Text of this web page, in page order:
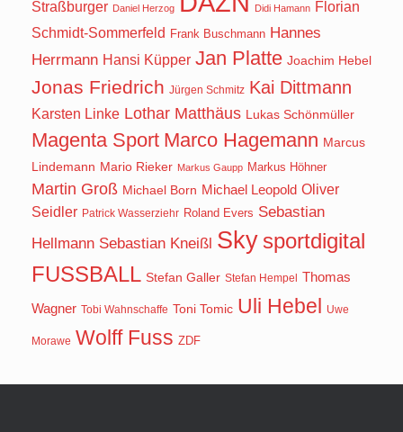
Straßburger Daniel Herzog Didi Hamann Florian
Schmidt-Sommerfeld Frank Buschmann Hannes
Herrmann Hansi Küpper Jan Platte Joachim Hebel
Jonas Friedrich Jürgen Schmitz Kai Dittmann
Karsten Linke Lothar Matthäus Lukas Schönmüller
Magenta Sport Marco Hagemann Marcus
Lindemann Mario Rieker Markus Gaupp Markus Höhner
Martin Groß Michael Born Michael Leopold Oliver
Seidler Patrick Wasserziehr Roland Evers Sebastian
Hellmann Sebastian Kneißl Sky sportdigital
FUSSBALL Stefan Galler Stefan Hempel Thomas
Wagner Tobi Wahnschaffe Toni Tomic Uli Hebel Uwe
Morawe Wolff Fuss ZDF